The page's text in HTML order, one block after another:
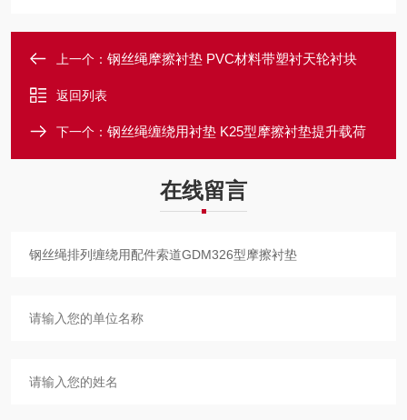
上一个： 钢丝绳摩擦衬垫 PVC材料带塑衬天轮衬块
返回列表
下一个： 钢丝绳缠绕用衬垫 K25型摩擦衬垫提升载荷
在线留言